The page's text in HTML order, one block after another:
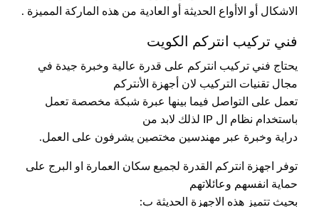
الاشكال أو الاأواع الحديثة أو العادية من هذه الماركة المميزة .
فني تركيب انتركم الكويت
يحتاج فني تركيب انتركم على قدرة عالية وخبرة جيدة في
مجال تقنيات التركيب لان أجهزة الأنتركم
تعمل على التواصل فيما بينها عبرة شبكة مخصصة تعمل
باستخدام نظام ال IP لذلك لابد من
دراية وخبرة عبر مهندسين مختصين يشرفون على العمل.
توفر اجهزة انتركم القدرة لجميع سكان العمارة او البرج على
حماية انفسهم وعائلاتهم
بحيث تتميز هذه الاجهزة الحديثة ب: